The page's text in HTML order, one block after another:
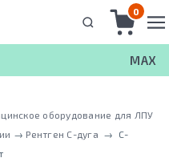
0
MAX
оборудование для ЛПУ
→ Рентген С-дуга →
С-